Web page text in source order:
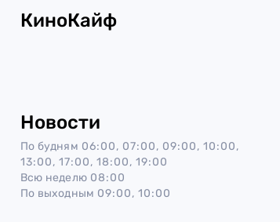
КиноКайф
Новости
По будням 06:00, 07:00, 09:00, 10:00,
13:00, 17:00, 18:00, 19:00
Всю неделю 08:00
По выходным 09:00, 10:00